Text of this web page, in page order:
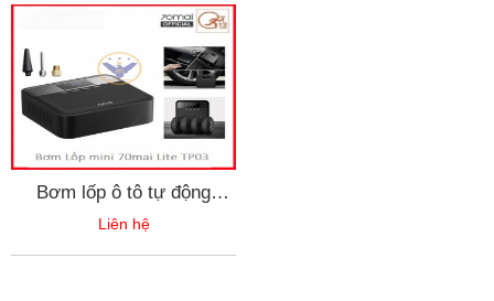
Bơm lốp ô tô tự động
Xiaomi 70mai Midrive
Liên hệ